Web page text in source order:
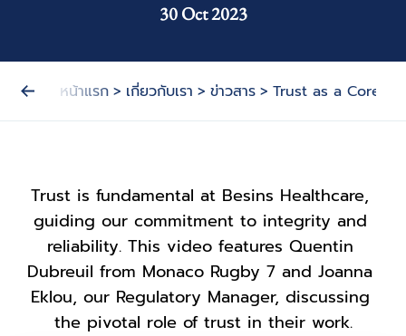
30 Oct 2023
หน้าแรก > เกี่ยวกับเรา > ข่าวสาร > Trust as a Core
Trust is fundamental at Besins Healthcare,
guiding our commitment to integrity and
reliability. This video features Quentin
Dubreuil from Monaco Rugby 7 and Joanna
Eklou, our Regulatory Manager, discussing
the pivotal role of trust in their work.